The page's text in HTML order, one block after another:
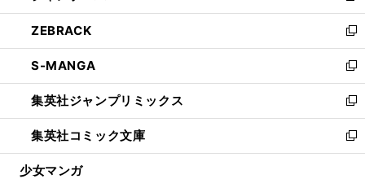
開
く
ウ
で
開
く
ン
ド
ウ
で
開
く
ウ
ィ
ン
ド
ウ
で
開
く
し
い
ウ
ィ
ン
ド
ウ
で
開
ZEBRACK
新
し
い
ウ
ィ
ン
ド
ウ
S-MANGA
新
し
い
ウ
ィ
ン
集英社ジャンプリミックス
新
し
い
ウ
集英社コミック文庫
新
し
少女マンガ